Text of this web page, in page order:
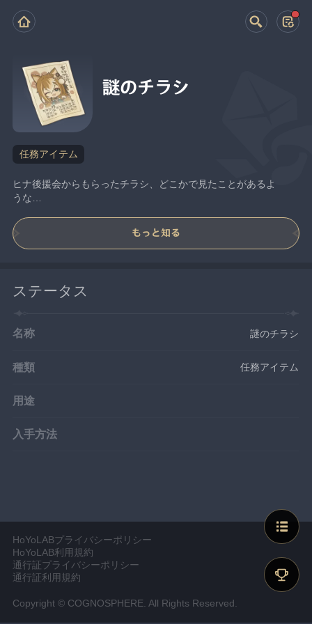
謎のチラシ
任務アイテム
ヒナ後援会からもらったチラシ、どこかで見たことがあるよ
うな…
もっと知る
ステータス
名称 謎のチラシ
種類 任務アイテム
用途
入手方法
HoYoLABプライバシーポリシー
HoYoLAB利用規約
通行証プライバシーポリシー
通行証利用規約
Copyright © COGNOSPHERE. All Rights Reserved.